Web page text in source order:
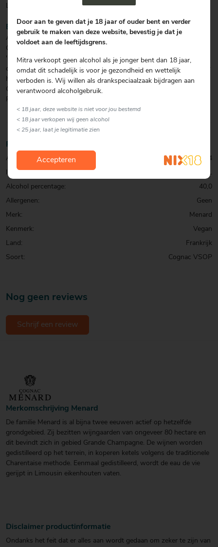
Lekker in combinatie met karbonade en biefstuk.
BIJZONDERHEDEN
Alleen als een Cognac wordt geproduceerd van druiven uit de
Grande Champagne heeft hij recht op de prestigieuze benaming
'Grande Fine Champagne'. De familie Ménard, wijnbouwers en
distillateurs, is al sinds 1815 in dit bijzondere gebied gevestigd. Hier
hebben ze zich altijd met hart en ziel aan hun excellente Ménard
Cognac gewijd. De aanduiding VSOP staat voor Very Special Old
Pale.
Nog geen reviews
Schrijf een review
Productinformatie
Artikelcode:
0302961444
Inhoud:
70 CL
Alcohol percentage:
40,0
Allergenen:
Geen
Merk:
Menard
Kenmerk:
Vegan
Land:
Frankrijk
Soort:
Cognac VSOP
Merkomschrijving Menard
De familie Menard is al bijna twee eeuwen actief op hetzelfde
grondgebied. Zij bezitten wijngaarden van ongeveer 80 hectare en
dit bevindt zich in gebied Grande Champagne. De wijnen worden
gedistilleerd op het terrein, in koperen ketels volgens de traditionele
Charentaise methode. Eenmaal gedistilleerd, wordt de eau de vie
gerijpt in Limousin eikenhouten vaten.
Disclaimer productinformatie
Ondanks het feit dat er alles aan wordt gedaan om zeker te zijn van
Door aan te geven dat je 18 jaar of ouder bent en verder
gebruik te maken van deze website, bevestig je dat je
voldoet aan de leeftijdsgrens.
Mitra verkoopt geen alcohol als je jonger bent dan 18 jaar,
omdat dit schadelijk is voor je gezondheid en wettelijk
verboden is. Wij willen als drankspeciaalzaak bijdragen aan
verantwoord alcoholgebruik.
< 18 jaar, deze website is niet voor jou bestemd
< 18 jaar verkopen wij geen alcohol
< 25 jaar, laat je legitimatie zien
Accepteren